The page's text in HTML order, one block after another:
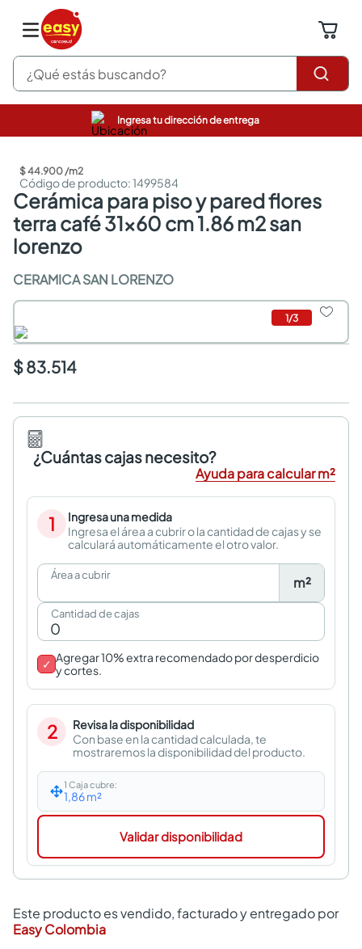
¿Qué estás buscando?
Ingresa tu dirección de entrega
$44.900/m2
:1499584
cerámica para piso y pared flores
terra café 31x60 cm 1.86 m2 san
lorenzo
CERAMICA SAN LORENZO
1/3
$ 83.514
¿Cuántas cajas necesito?
Ayuda para calcular m²
1
Ingresa una medida
Ingresa el área a cubrir o la cantidad de cajas y se
calculará automáticamente el otro valor.
Área a cubrir m²
Cantidad de cajas
✓ Agregar 10% extra recomendado por desperdicio
y cortes.
2
Revisa la disponibilidad
Con base en la cantidad calculada, te
mostraremos la disponibilidad del producto.
1 Caja cubre:
1,86m²
Validar disponibilidad
Este producto es vendido, facturado y entregado por
Easy Colombia
pinturas
cocinas integrales
sanitarios
comedor
escritorio
pisos
comedores
neveras